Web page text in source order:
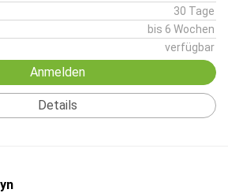
30 Tage
bis 6 Wochen
verfügbar
Anmelden
Details